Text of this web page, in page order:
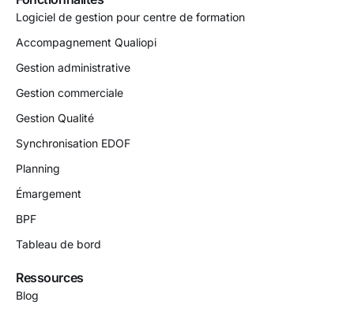
Logiciel de gestion pour centre de formation
Accompagnement Qualiopi
Gestion administrative
Gestion commerciale
Gestion Qualité
Synchronisation EDOF
Planning
Émargement
BPF
Tableau de bord
Ressources
Blog